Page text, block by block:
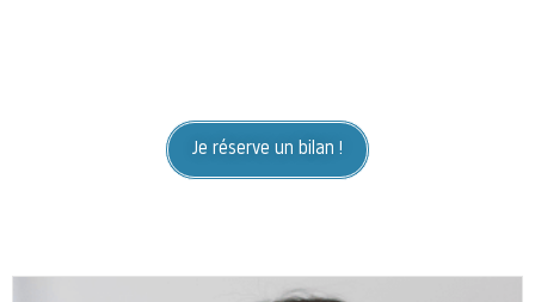
Je réserve un bilan !